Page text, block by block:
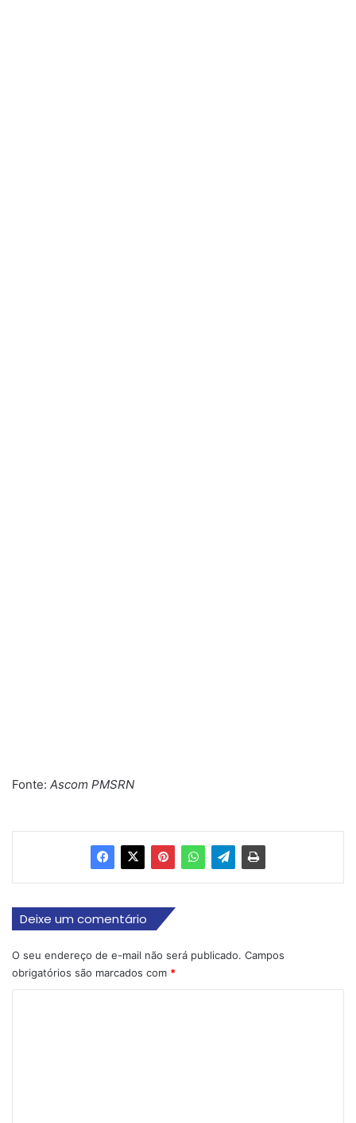
Fonte: Ascom PMSRN
Deixe um comentário
O seu endereço de e-mail não será publicado. Campos
obrigatórios são marcados com *